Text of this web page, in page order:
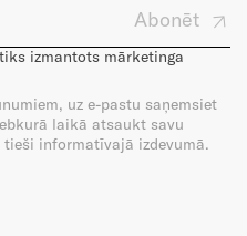
Abonēt
izmantots mārketinga
uz e-pastu saņemsiet
laikā atsaukt savu
informatīvajā izdevumā.